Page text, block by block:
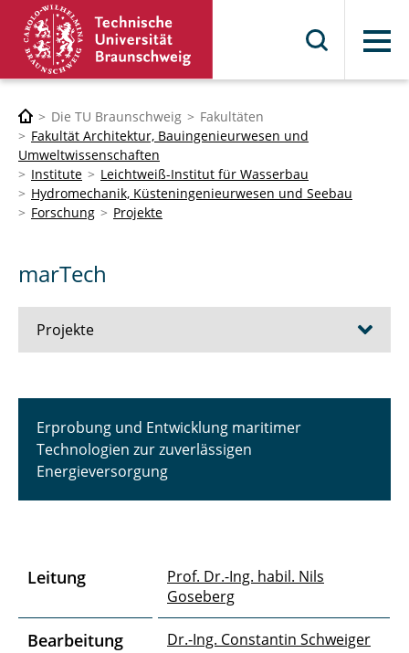
Menü
Die TU Braunschweig
Fakultäten
Fakultät Architektur, Bauingenieurwesen und
Umweltwissenschaften
Institute
Leichtweiß-Institut für Wasserbau
Hydromechanik, Küsteningenieurwesen und Seebau
Forschung
Projekte
marTech
Projekte
BEOSand
ALPHEUS
CoastAdapt
Erprobung und Entwicklung maritimer
Technologien zur zuverlässigen
Energieversorgung
Leitung
Prof. Dr.-Ing. habil. Nils
Goseberg
Bearbeitung Dr.-Ing. Constantin Schweiger